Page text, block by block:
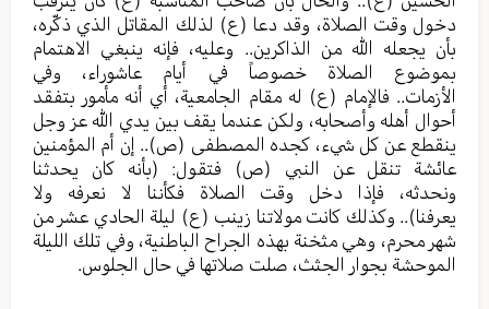
دخول وقت الصلاة، وقد دعا (ع) لذلك المقاتل الذي ذكّره،
بأن يجعله الله من الذاكرين.. وعليه، فإنه ينبغي الاهتمام
بموضوع الصلاة خصوصاً في أيام عاشوراء، وفي
الأزمات.. فالإمام (ع) له مقام الجامعية، أي أنه مأمور بتفقد
أحوال أهله وأصحابه، ولكن عندما يقف بين يدي الله عز وجل
ينقطع عن كل شيء، كجده المصطفى (ص).. إن أم المؤمنين
عائشة تنقل عن النبي (ص) فتقول: (بأنه كان يحدثنا
ونحدثه، فإذا دخل وقت الصلاة فكأننا لا نعرفه ولا
يعرفنا).. وكذلك كانت مولاتنا زينب (ع) ليلة الحادي عشر من
شهر محرم، وهي مثخنة بهذه الجراح الباطنية، وفي تلك الليلة
الموحشة بجوار الجثث، صلت صلاتها في حال الجلوس.